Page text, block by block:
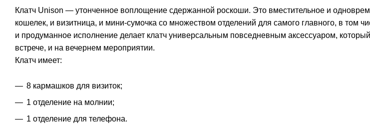
Клатч Unison — утонченное воплощение сдержанной роскоши. Это вместительное и
кошелек, и визитница, и мини-сумочка со множеством отделений для самого главного, в том
и продуманное исполнение делает клатч универсальным повседневным аксессуаром,
встрече, и на вечернем мероприятии.
Клатч имеет:
8 кармашков для визиток;
1 отделение на молнии;
1 отделение для телефона.